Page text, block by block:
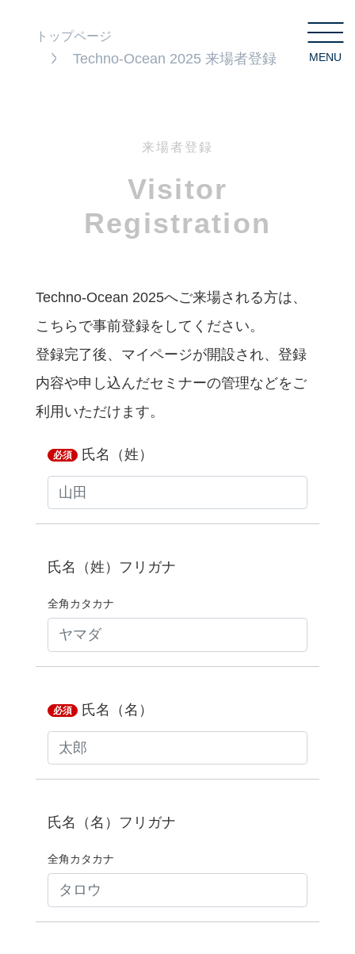
MENU
トップページ
Techno-Ocean 2025 来場者登録
来場者登録
Visitor
Registration
Techno-Ocean 2025へご来場される方は、
こちらで事前登録をしてください。
登録完了後、マイページが開設され、登録
内容や申し込んだセミナーの管理などをご
利用いただけます。
必須 氏名（姓）
氏名（姓）フリガナ
全角カタカナ
必須 氏名（名）
氏名（名）フリガナ
全角カタカナ